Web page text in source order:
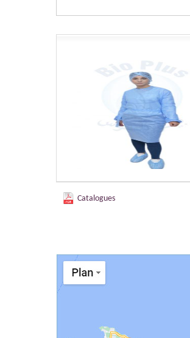
Camisole praticien (Sur ...
Catalogues